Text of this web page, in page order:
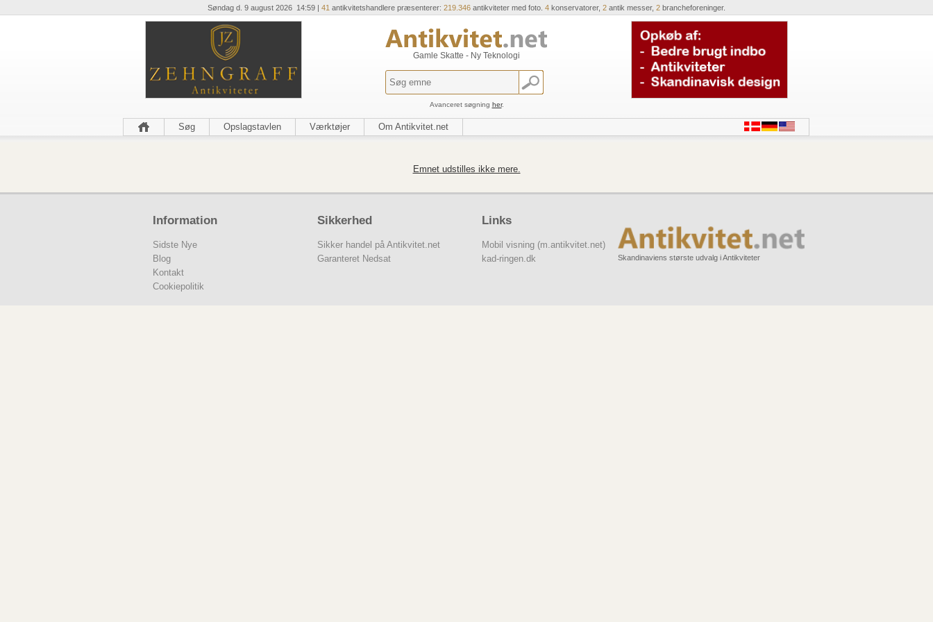
Søndag d. 9 august 2026 14:59 | 41 antikvitetshandlere præsenterer: 219.346 antikviteter med foto. 4 konservatorer, 2 antik messer, 2 brancheforeninger.
Gamle Skatte - Ny Teknologi
Avanceret søgning her.
Søg Opslagstavlen Værktøjer Om Antikvitet.net
Emnet udstilles ikke mere.
Information
Sidste Nye
Blog
Kontakt
Cookiepolitik
Sikkerhed
Sikker handel på Antikvitet.net
Garanteret Nedsat
Links
Mobil visning (m.antikvitet.net)
kad-ringen.dk
Skandinaviens største udvalg i Antikviteter